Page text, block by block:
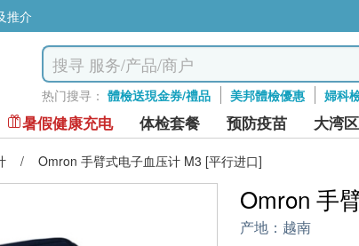
推介
热门搜寻： 體檢送現金券/禮品 美邦體檢優惠 婦科
暑假健康充电 体检套餐 预防疫苗 大湾
/ Omron 手臂式电子血压计 M3 [平行进口]
Omron 手
产地： 越南